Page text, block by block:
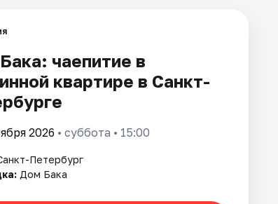
чаепитие в
квартире в Санкт-
2026 • суббота • 15:00
Петербург
Дом Бака